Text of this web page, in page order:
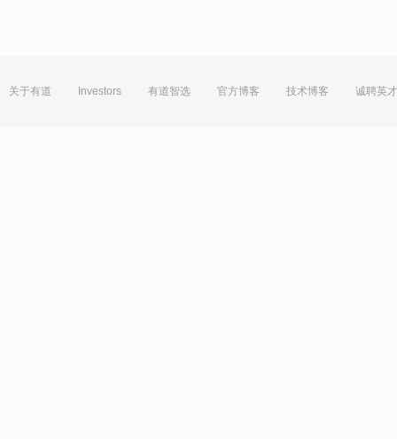
关于有道 Investors 有道智选 官方博客 技术博客 诚聘英才